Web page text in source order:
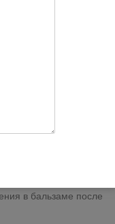
в бальзаме после